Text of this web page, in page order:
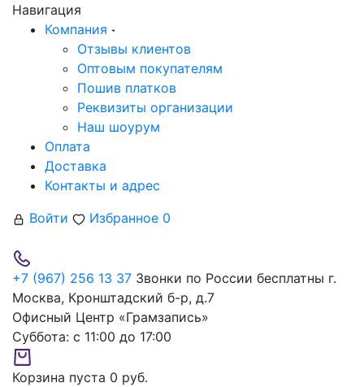
Навигация
Компания
Отзывы клиентов
Оптовым покупателям
Пошив платков
Реквизиты организации
Наш шоурум
Оплата
Доставка
Контакты и адрес
Войти
Избранное 0
+7 (967) 256 13 37 Звонки по России бесплатны г.
Москва, Кронштадский б-р, д.7
Офисный Центр «Грамзапись»
Суббота: с 11:00 до 17:00
Корзина пуста 0 руб.